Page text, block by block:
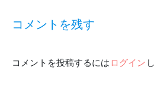
稿
ビ
コメントを残す
コメントを投稿するには ログイン